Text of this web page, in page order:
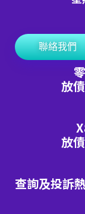
聯絡我們
放
放
查詢及投訴